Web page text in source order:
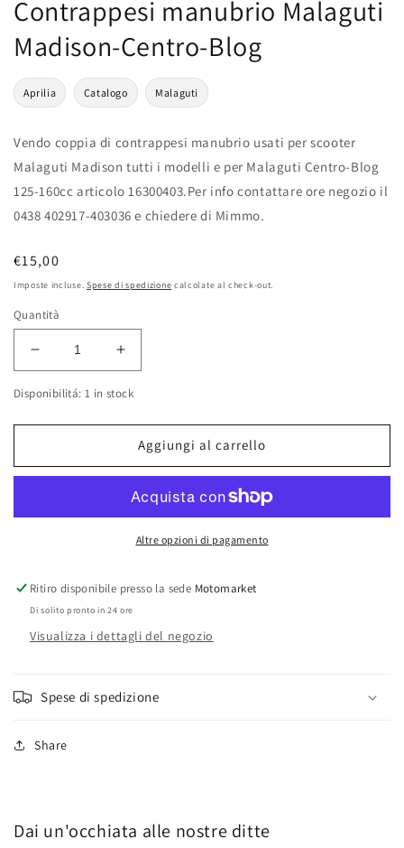
Contrappesi manubrio Malaguti
Madison-Centro-Blog
Aprilia Catalogo Malaguti
Vendo coppia di contrappesi manubrio usati per scooter
Malaguti Madison tutti i modelli e per Malaguti Centro-Blog
125-160cc articolo 16300403.Per info contattare ore negozio il
0438 402917-403036 e chiedere di Mimmo.
Prezzo
di
€15,00
Imposte incluse. Spese di spedizione calcolate al check-out.
Quantità
Diminuisci
quantità
per
Madison-
Aumenta
quantità
per
Malaguti
Madison-
Centro-
Disponibilitá: 1 in stock
Aggiungi al carrello
Altre opzioni di pagamento
Ritiro disponibile presso la sede Motomarket
Di solito pronto in 24 ore
Visualizza i dettagli del negozio
Spese di spedizione
Share
Dai un'occhiata alle nostre ditte